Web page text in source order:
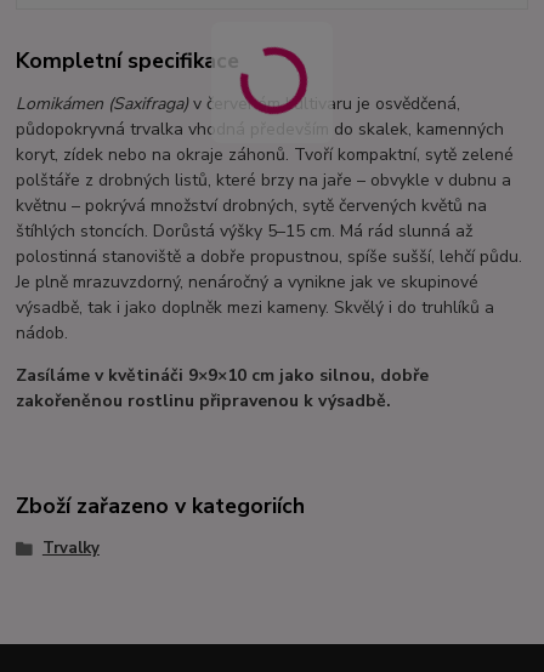
Kompletní specifikace
Lomikámen (Saxifraga)v červeném kultivaru je osvědčená,
půdopokryvná trvalka vhodná především do skalek, kamenných
koryt, zídek nebo na okraje záhonů. Tvoří kompaktní, sytě zelené
polštáře z drobných listů, které brzy na jaře – obvykle v dubnu a
květnu – pokrývá množství drobných, sytě červených květů na
štíhlých stoncích. Dorůstá výšky 5–15 cm. Má rád slunná až
polostinná stanoviště a dobře propustnou, spíše sušší, lehčí půdu.
Je plně mrazuvzdorný, nenáročný a vynikne jak ve skupinové
výsadbě, tak i jako doplněk mezi kameny. Skvělý i do truhlíků a
nádob.
Zasíláme v květináči 9×9×10 cm jako silnou, dobře
zakořeněnou rostlinu připravenou k výsadbě.
Zboží zařazeno v kategoriích
Trvalky